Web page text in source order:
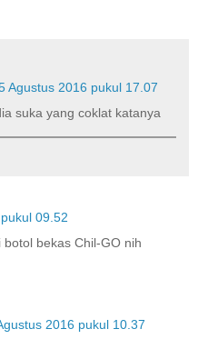
Agustus 2016 pukul 17.07
suka yang coklat katanya
09.52
bekas Chil-GO nih
2016 pukul 10.37